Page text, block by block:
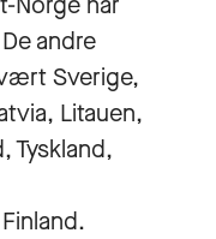
andre
Sverige,
Litauen,
Tyskland,